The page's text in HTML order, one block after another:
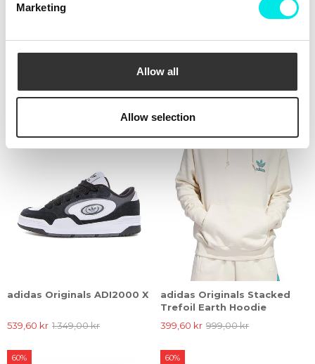
Marketing
Allow all
Allow selection
adidas Originals Premium
Essentials Cargo Joggers
adidas Originals Adicolor
Essentials Short Leggings
131,60 kr
adidas Originals ADI2000 X
539,60 kr 1.349,00 kr
adidas Originals Stacked
Trefoil Earth Hoodie
399,60 kr 999,00 kr
60% 60%